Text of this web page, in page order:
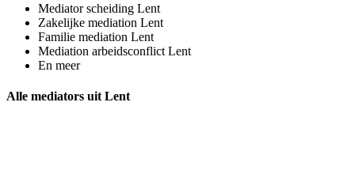
Mediator scheiding Lent
Zakelijke mediation Lent
Familie mediation Lent
Mediation arbeidsconflict Lent
En meer
Alle mediators uit Lent